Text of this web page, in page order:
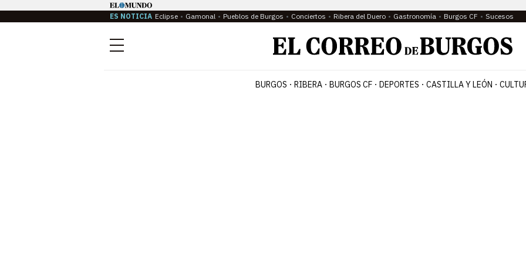
ES NOTICIA Eclipse Gamonal Pueblos de Burgos Conciertos Ribera del Duero Gastronomía Burgos CF Sucesos
Menú
BURGOS RIBERA BURGOS CF DEPORTES CASTILLA Y LEÓN